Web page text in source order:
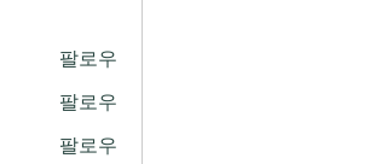
팔로우
팔로우
팔로우